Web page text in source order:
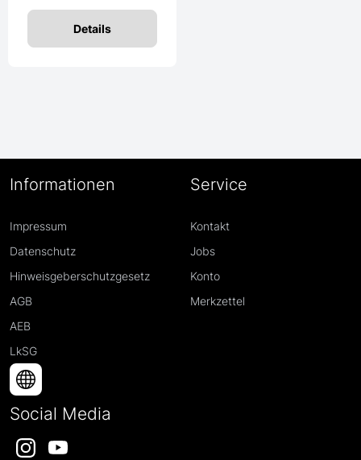
Details
Informationen
Impressum
Datenschutz
Hinweisgeberschutzgesetz
AGB
AEB
LkSG
Service
Kontakt
Jobs
Konto
Merkzettel
Social Media
InstagramYouTube